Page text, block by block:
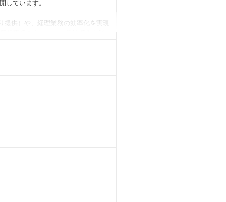
しています。
提供）や、経理業務の効率化を実現
未満を維持、累計カード発行枚
。2024年にはシリーズDとして154
ほフィナンシャルグループへの戦
ビスの共同展開を通じ、日本企業
カテゴリートップとなる新たな事